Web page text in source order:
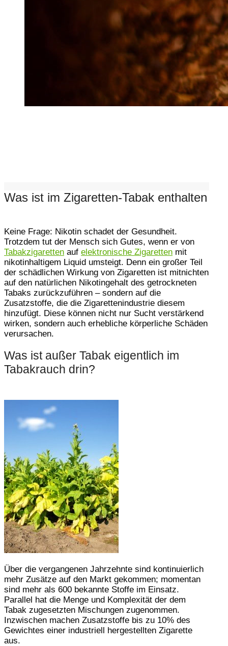
Was ist im Zigaretten-Tabak enthalten
Keine Frage: Nikotin schadet der Gesundheit.
Trotzdem tut der Mensch sich Gutes, wenn er von
Tabakzigaretten auf elektronische Zigaretten mit
nikotinhaltigem Liquid umsteigt. Denn ein großer Teil
der schädlichen Wirkung von Zigaretten ist mitnichten
auf den natürlichen Nikotingehalt des getrockneten
Tabaks zurückzuführen – sondern auf die
Zusatzstoffe, die die Zigarettenindustrie diesem
hinzufügt. Diese können nicht nur Sucht verstärkend
wirken, sondern auch erhebliche körperliche Schäden
verursachen.
Was ist außer Tabak eigentlich im
Tabakrauch drin?
Über die vergangenen Jahrzehnte sind kontinuierlich
mehr Zusätze auf den Markt gekommen; momentan
sind mehr als 600 bekannte Stoffe im Einsatz.
Parallel hat die Menge und Komplexität der dem
Tabak zugesetzten Mischungen zugenommen.
Inzwischen machen Zusatzstoffe bis zu 10% des
Gewichtes einer industriell hergestellten Zigarette
aus.